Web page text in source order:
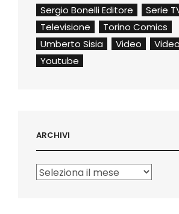
Sergio Bonelli Editore
Serie
Televisione
Torino Comics
Umberto Sisia
Video
Youtube
ARCHIVI
Archivi